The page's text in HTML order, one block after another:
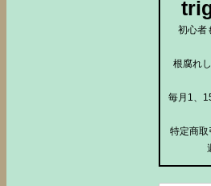
初心者
根腐れ
毎月1、
特定商取